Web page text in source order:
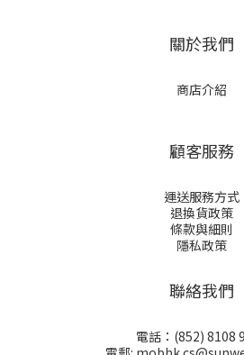
關於我們
商店介紹
顧客服務
運送服務方式
退換貨政策
條款與細則
隱私政策
聯絡我們
電話：(852) 8108